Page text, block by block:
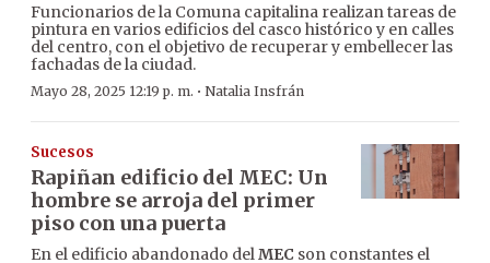
Funcionarios de la Comuna capitalina realizan tareas de
pintura en varios edificios del casco histórico y en calles
del centro, con el objetivo de recuperar y embellecer las
fachadas de la ciudad.
Mayo 28, 2025 12:19 p. m. · Natalia Insfrán
Sucesos
Rapiñan edificio del MEC: Un
hombre se arroja del primer
piso con una puerta
En el edificio abandonado delMEC son constantes el